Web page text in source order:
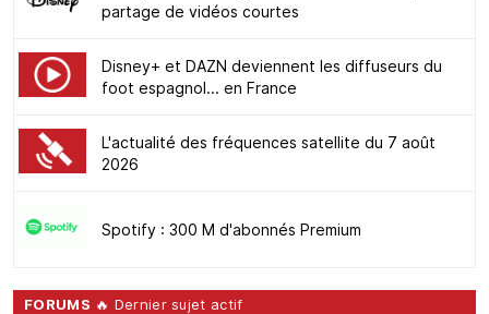
partage de vidéos courtes
Disney+ et DAZN deviennent les diffuseurs du
foot espagnol... en France
L'actualité des fréquences satellite du 7 août
2026
Spotify : 300 M d'abonnés Premium
FORUMS 🔥 Dernier sujet actif